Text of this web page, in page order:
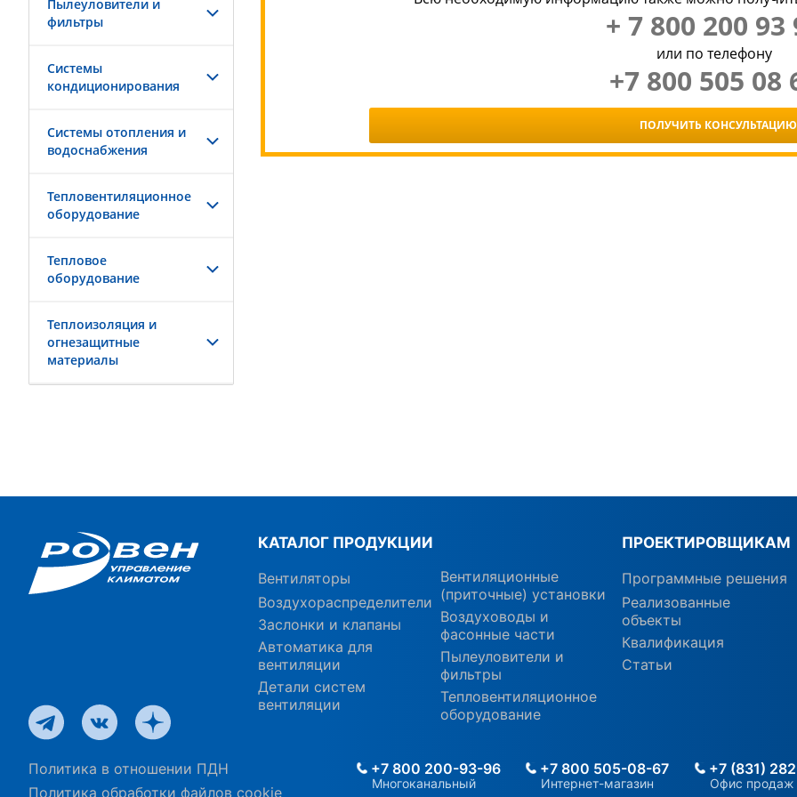
Пылеуловители и
фильтры
Системы
кондиционирования
Системы отопления и
водоснабжения
Тепловентиляционное
оборудование
Тепловое
оборудование
Теплоизоляция и
огнезащитные
материалы
+ 7 800 200 93
или по телефону
+7 800 505 08
ПОЛУЧИТЬ КОНСУЛЬТАЦИЮ
КАТАЛОГ ПРОДУКЦИИ
Вентиляторы
Воздухораспределители
Заслонки и клапаны
Автоматика для
вентиляции
Детали систем
вентиляции
Вентиляционные
(приточные) установки
Воздуховоды и
фасонные части
Пылеуловители и
фильтры
Тепловентиляционное
оборудование
ПРОЕКТИРОВЩИКАМ
Программные решения
Реализованные
объекты
Квалификация
Статьи
Политика в отношении ПДН
Политика обработки файлов cookie
+7 800 200-93-96
Многоканальный
+7 800 505-08-67
Интернет-магазин
+7 (831)
Офис продаж